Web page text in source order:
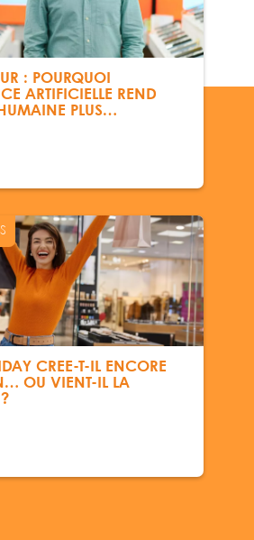
: POURQUOI
ARTIFICIELLE REND
PLUS
CRÉE-T-IL ENCORE
OU VIENT-IL LA